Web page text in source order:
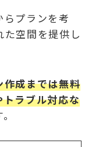
プランを考
空間を提供し
作成までは無料
ラブル対応な